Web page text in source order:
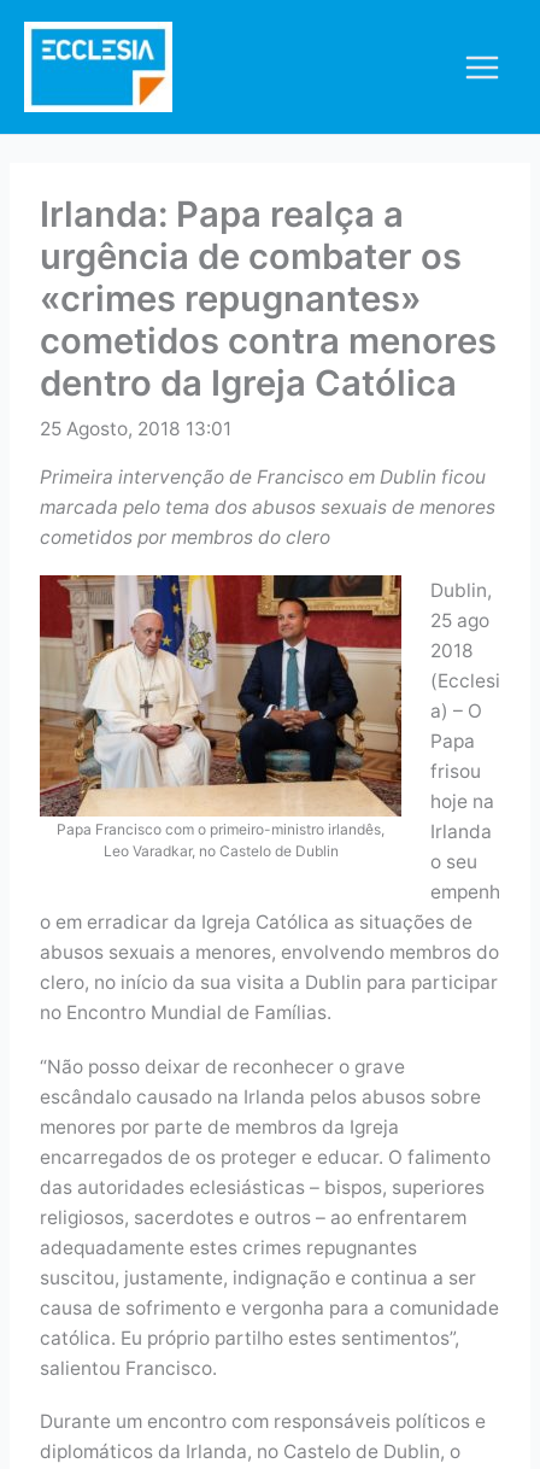
Irlanda: Papa realça a
urgência de combater os
«crimes repugnantes»
cometidos contra menores
dentro da Igreja Católica
25 Agosto, 2018 13:01
Primeira intervenção de Francisco em Dublin ficou
marcada pelo tema dos abusos sexuais de menores
cometidos por membros do clero
Papa Francisco com o primeiro-ministro irlandês,
Leo Varadkar, no Castelo de Dublin
Dublin,
25 ago
2018
(Ecclesi
a) – O
Papa
frisou
hoje na
Irlanda
o seu
empenh
o em erradicar da Igreja Católica as situações de
abusos sexuais a menores, envolvendo membros do
clero, no início da sua visita a Dublin para participar
no Encontro Mundial de Famílias.
“Não posso deixar de reconhecer o grave
escândalo causado na Irlanda pelos abusos sobre
menores por parte de membros da Igreja
encarregados de os proteger e educar. O falimento
das autoridades eclesiásticas – bispos, superiores
religiosos, sacerdotes e outros – ao enfrentarem
adequadamente estes crimes repugnantes
suscitou, justamente, indignação e continua a ser
causa de sofrimento e vergonha para a comunidade
católica. Eu próprio partilho estes sentimentos”,
salientou Francisco.
Durante um encontro com responsáveis políticos e
diplomáticos da Irlanda, no Castelo de Dublin, o